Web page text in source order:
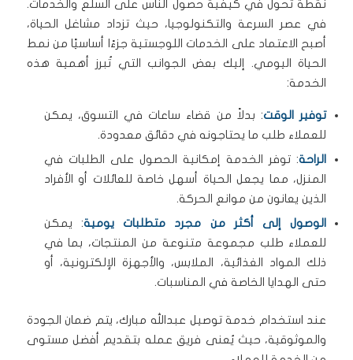
نقطة تحول في كيفية حصول الناس على السلع والخدمات.
في عصر السرعة والتكنولوجيا، حيث تزداد مشاغل الحياة،
أصبح الاعتماد على الخدمات اللوجستية جزءًا أساسيًا من نمط
الحياة اليومي. إليك بعض الجوانب التي تُبرز أهمية هذه
الخدمة:
توفير الوقت: بدلاً من قضاء ساعات في التسوق، يمكن
للعملاء طلب ما يحتاجونه في دقائق معدودة.
الراحة: توفر الخدمة إمكانية الحصول على الطلبات في
المنزل، مما يجعل الحياة أسهل خاصة للعائلات أو الأفراد
الذين يعانون من موانع الحركة.
الوصول إلى أكثر من مجرد متطلبات يومية: يمكن
للعملاء طلب مجموعة متنوعة من المنتجات، بما في
ذلك المواد الغذائية، الملابس، والأجهزة الإلكترونية، أو
حتى الهدايا الخاصة في المناسبات.
عند استخدام خدمة توصيل عبدالله مبارك، يتم ضمان الجودة
والموثوقية، حيث يُعنى فريق عمله بتقديم أفضل مستوى